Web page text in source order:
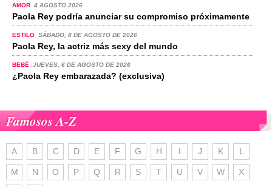
AMOR 4 AGOSTO 2026
Paola Rey podría anunciar su compromiso próximamente
ESTILO SÁBADO, 8 DE AGOSTO DE 2026
Paola Rey, la actriz más sexy del mundo
BEBÉ JUEVES, 6 DE AGOSTO DE 2026
¿Paola Rey embarazada? (exclusiva)
Famosos A-Z
A B C D E F G H I J K L
M N O P Q R S T U V W X